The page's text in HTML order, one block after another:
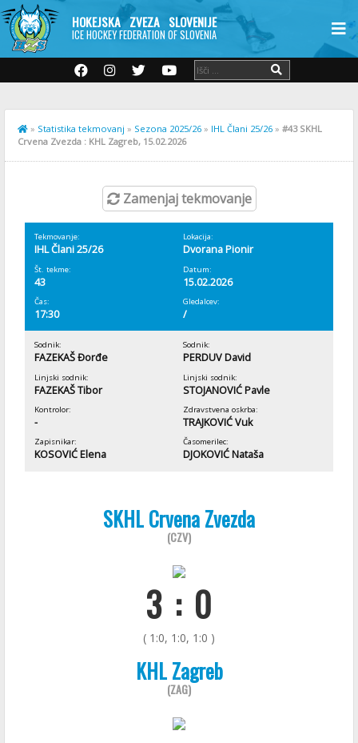
HOKEJSKA ZVEZA SLOVENIJE
ICE HOCKEY FEDERATION OF SLOVENIA
» Statistika tekmovanj » Sezona 2025/26 » IHL Člani 25/26 » #43 SKHL
Crvena Zvezda : KHL Zagreb, 15.02.2026
Zamenjaj tekmovanje
Tekmovanje:
IHL Člani 25/26
Lokacija:
Dvorana Pionir
Št. tekme:
43
Datum:
15.02.2026
Čas:
17:30
Gledalcev:
/
Sodnik:
FAZEKAŠ Đorđe
Sodnik:
PERDUV David
Linjski sodnik:
FAZEKAŠ Tibor
Linjski sodnik:
STOJANOVIĆ Pavle
Kontrolor:
-
Zdravstvena oskrba:
TRAJKOVIĆ Vuk
Zapisnikar:
KOSOVIĆ Elena
Časomerilec:
DJOKOVIĆ Nataša
SKHL Crvena Zvezda
(CZV)
3 : 0
( 1:0, 1:0, 1:0 )
KHL Zagreb
(ZAG)